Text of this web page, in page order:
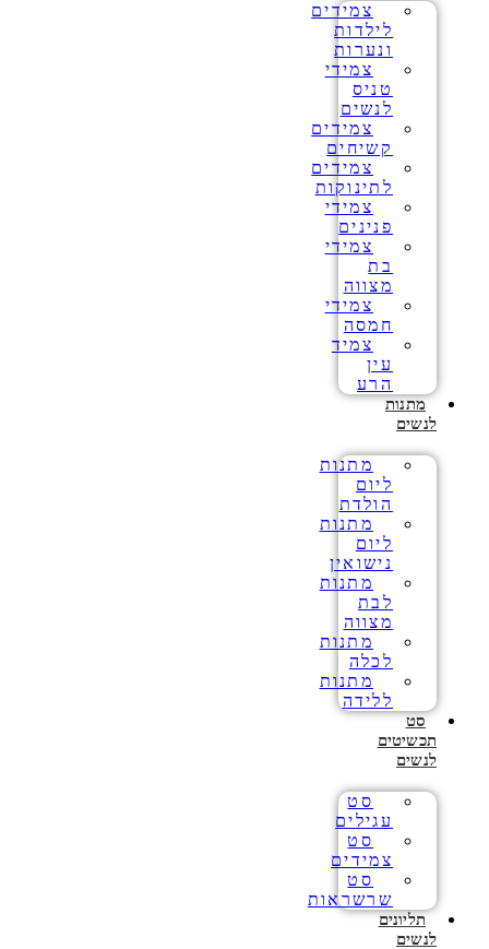
צמידים
לילדות
ונערות
צמידי
טניס
לנשים
צמידים
קשיחים
צמידים
לתינוקות
צמידי
פנינים
צמידי
בת
מצווה
צמידי
חמסה
צמיד
עין
הרע
מתנות
לנשים
מתנות
ליום
הולדת
מתנות
ליום
נישואין
מתנות
לבת
מצווה
מתנות
לכלה
מתנות
ללידה
סט
תכשיטים
לנשים
סט
עגילים
סט
צמידים
סט
שרשראות
תליונים
לנשים